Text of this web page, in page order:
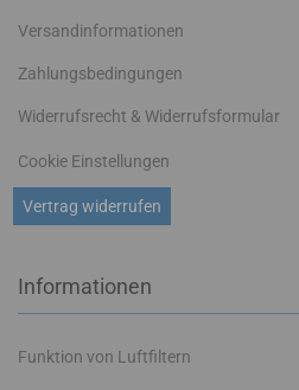
Versandinformationen
Zahlungsbedingungen
Widerrufsrecht & Widerrufsformular
Vertrag widerrufen
Cookie Einstellungen
Informationen
Funktion von Luftfiltern